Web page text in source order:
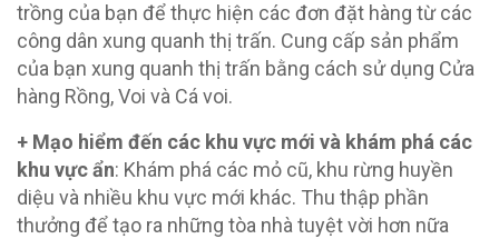
trồng của bạn để thực hiện các đơn đặt hàng từ các
công dân xung quanh thị trấn. Cung cấp sản phẩm
của bạn xung quanh thị trấn bằng cách sử dụng Cửa
hàng Rồng, Voi và Cá voi.
+ Mạo hiểm đến các khu vực mới và khám phá các
khu vực ẩn: Khám phá các mỏ cũ, khu rừng huyền
diệu và nhiều khu vực mới khác. Thu thập phần
thưởng để tạo ra những tòa nhà tuyệt vời hơn nữa